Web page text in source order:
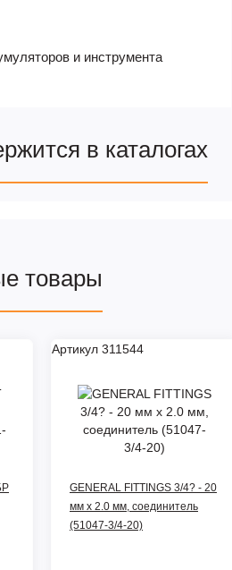
и инструмента
в каталогах
товары
Артикул 311544
GENERAL FITTINGS 3/4? - 20
мм x 2.0 мм, соединитель
(51047-3/4-20)